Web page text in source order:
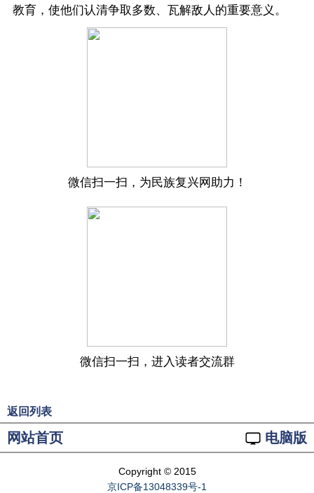
教育，使他们认清争取多数、瓦解敌人的重要意义。
微信扫一扫，为民族复兴网助力！
微信扫一扫，进入读者交流群
返回列表
网站首页 电脑版
Copyright © 2015
京ICP备13048339号-1